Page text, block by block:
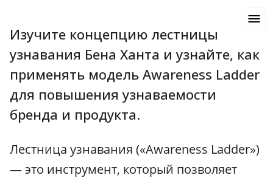
Изучите концепцию лестницы
узнавания Бена Ханта и узнайте, как
применять модель Awareness Ladder
для повышения узнаваемости
бренда и продукта.
Лестница узнавания («Awareness Ladder»)
— это инструмент, который позволяет